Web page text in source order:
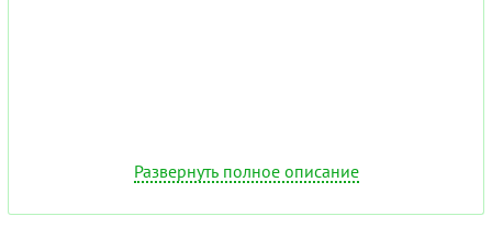
Развернуть полное описание